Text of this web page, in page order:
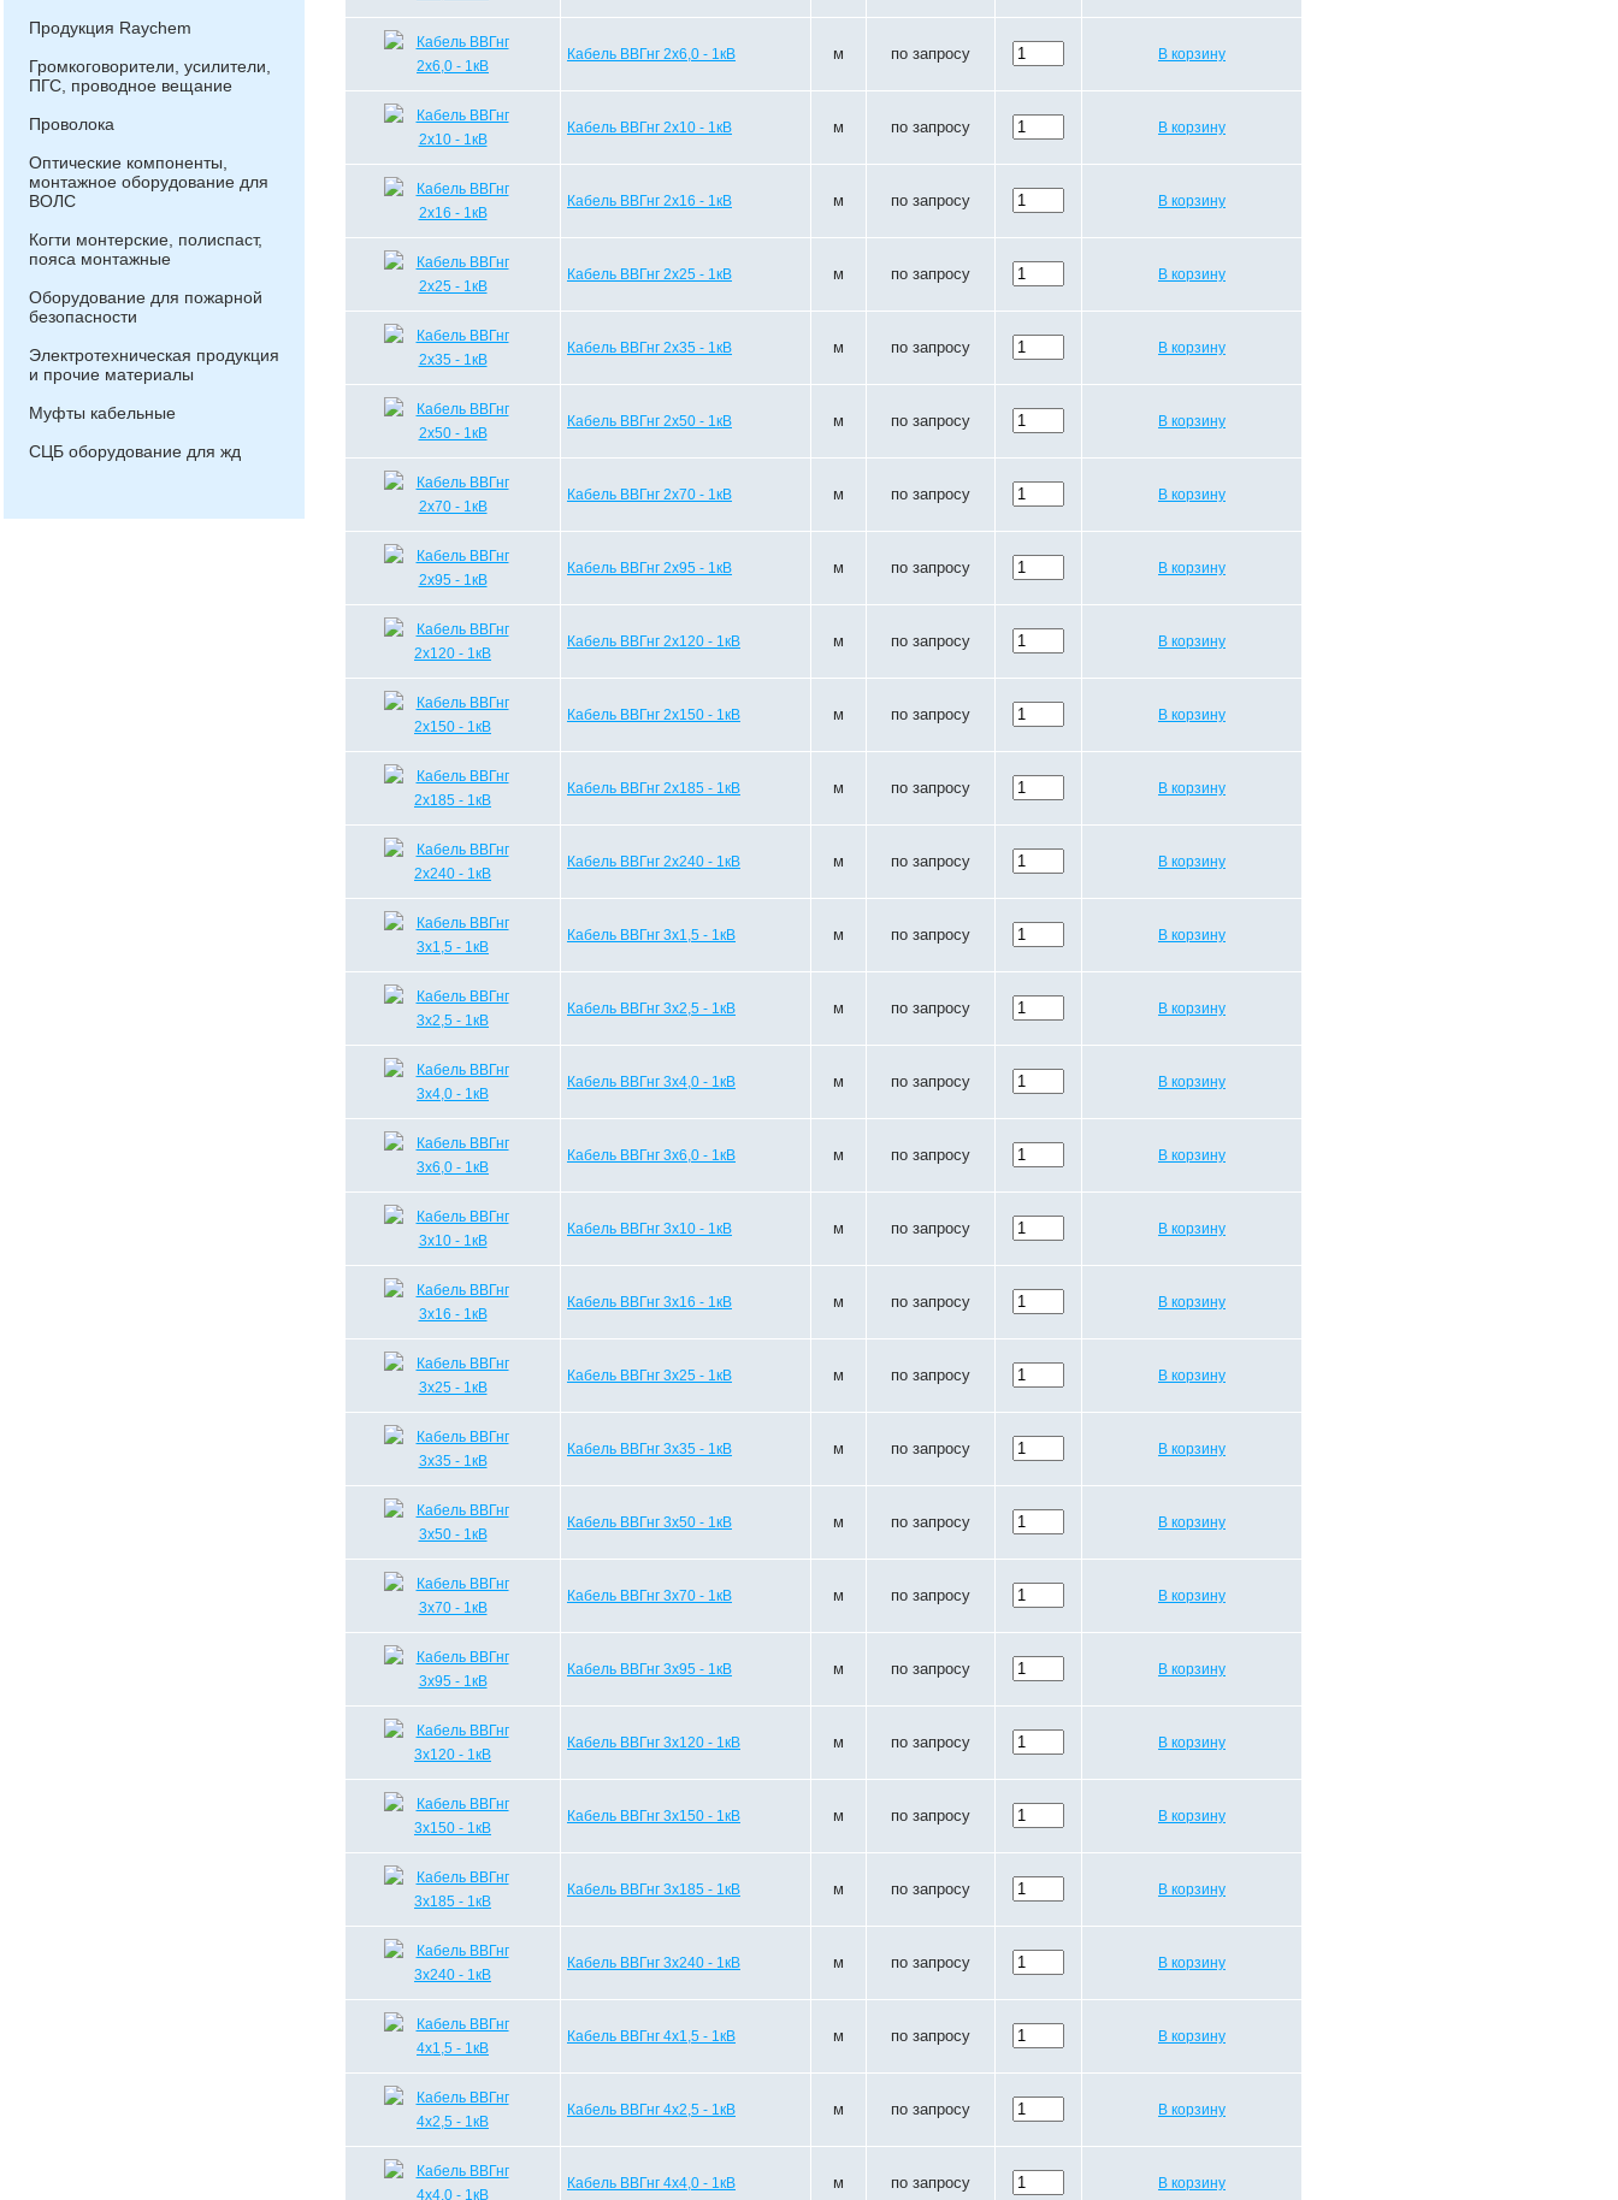
Продукция Raychem
Громкоговорители, усилители,
ПГС, проводное вещание
Проволока
Оптические компоненты,
монтажное оборудование для
ВОЛС
Когти монтерские, полиспаст,
пояса монтажные
Оборудование для пожарной
безопасности
Электротехническая продукция
и прочие материалы
Муфты кабельные
СЦБ оборудование для жд
Кабель ВВГнг 2х6,0 - 1кВ м по запросу В корзину
Кабель ВВГнг 2х10 - 1кВ м по запросу В корзину
Кабель ВВГнг 2х16 - 1кВ м по запросу В корзину
Кабель ВВГнг 2х25 - 1кВ м по запросу В корзину
Кабель ВВГнг 2х35 - 1кВ м по запросу В корзину
Кабель ВВГнг 2х50 - 1кВ м по запросу В корзину
Кабель ВВГнг 2х70 - 1кВ м по запросу В корзину
Кабель ВВГнг 2х95 - 1кВ м по запросу В корзину
Кабель ВВГнг 2х120 - 1кВ м по запросу В корзину
Кабель ВВГнг 2х150 - 1кВ м по запросу В корзину
Кабель ВВГнг 2х185 - 1кВ м по запросу В корзину
Кабель ВВГнг 2х240 - 1кВ м по запросу В корзину
Кабель ВВГнг 3х1,5 - 1кВ м по запросу В корзину
Кабель ВВГнг 3х2,5 - 1кВ м по запросу В корзину
Кабель ВВГнг 3х4,0 - 1кВ м по запросу В корзину
Кабель ВВГнг 3х6,0 - 1кВ м по запросу В корзину
Кабель ВВГнг 3х10 - 1кВ м по запросу В корзину
Кабель ВВГнг 3х16 - 1кВ м по запросу В корзину
Кабель ВВГнг 3х25 - 1кВ м по запросу В корзину
Кабель ВВГнг 3х35 - 1кВ м по запросу В корзину
Кабель ВВГнг 3х50 - 1кВ м по запросу В корзину
Кабель ВВГнг 3х70 - 1кВ м по запросу В корзину
Кабель ВВГнг 3х95 - 1кВ м по запросу В корзину
Кабель ВВГнг 3х120 - 1кВ м по запросу В корзину
Кабель ВВГнг 3х150 - 1кВ м по запросу В корзину
Кабель ВВГнг 3х185 - 1кВ м по запросу В корзину
Кабель ВВГнг 3х240 - 1кВ м по запросу В корзину
Кабель ВВГнг 4х1,5 - 1кВ м по запросу В корзину
Кабель ВВГнг 4х2,5 - 1кВ м по запросу В корзину
Кабель ВВГнг 4х4,0 - 1кВ м по запросу В корзину